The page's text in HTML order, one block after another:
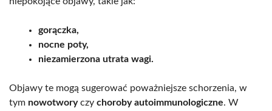
gorączka,
nocne poty,
niezamierzona utrata wagi.
Objawy te mogą sugerować poważniejsze schorzenia, w
tym nowotworyczy choroby autoimmunologiczne. W